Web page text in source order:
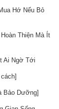
Hớ Nếu Bỏ
Thiện Mà Ít
Ai Ngờ Tới
Bảo Dưỡng]